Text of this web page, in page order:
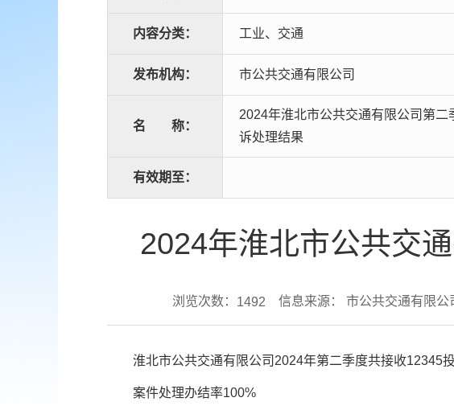
内容分类： 工业、交通
发布机构： 市公共交通有限公司
名 称：
2024年淮北市公共交通有限公司第二
诉处理结果
有效期至：
2024年淮北市公共交
浏览次数： 1492 信息来源： 市公共交通有限公
淮北市公共交通有限公司2024年第二季度共接收12345投
案件处理办结率100%